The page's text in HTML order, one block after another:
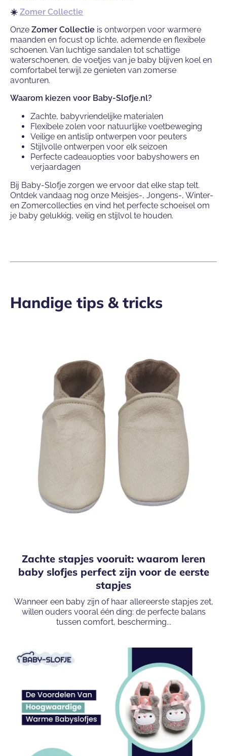
☀️ Zomer Collectie
Onze Zomer Collectie is ontworpen voor warmere
maanden en focust op lichte, ademende en flexibele
schoenen. Van luchtige sandalen tot schattige
waterschoenen, de voetjes van je baby blijven koel en
comfortabel terwijl ze genieten van zomerse
avonturen.
Waarom kiezen voor Baby-Slofje.nl?
Zachte, babyvriendelijke materialen
Flexibele zolen voor natuurlijke voetbeweging
Veilige en antislip ontwerpen voor peuters
Stijlvolle ontwerpen voor elk seizoen
Perfecte cadeauopties voor babyshowers en
verjaardagen
Bij Baby-Slofje zorgen we ervoor dat elke stap telt.
Ontdek vandaag nog onze Meisjes-, Jongens-, Winter-
en Zomercollecties en vind het perfecte schoeisel om
je baby gelukkig, veilig en stijlvol te houden.
Handige tips & tricks
Zachte stapjes vooruit: waarom leren
baby slofjes perfect zijn voor de eerste
stapjes
Wanneer een baby zijn of haar allereerste stapjes zet,
willen ouders vooral één ding: de perfecte balans
tussen comfort, bescherming...